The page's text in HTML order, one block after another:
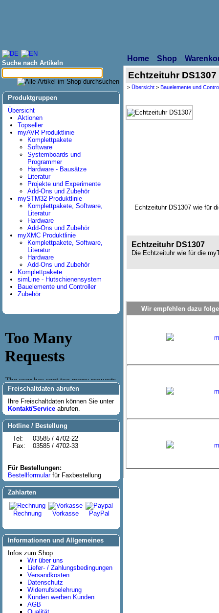
Suche nach Artikeln
Produktgruppen
Übersicht
Aktionen
Topseller
myAVR Produktlinie
Komplettpakete
Software
Systemboards und
Programmer
Hardware - Bausätze
Literatur
Projekte und Experimente
Add-Ons und Zubehör
mySTM32 Produktlinie
Komplettpakete, Software,
Literatur
Hardware
Add-Ons und Zubehör
myXMC Produktlinie
Komplettpakete, Software,
Literatur
Hardware
Add-Ons und Zubehör
Komplettpakete
simLine - Hutschienensystem
Bauelemente und Controller
Zubehör
Freischaltdaten abrufen
Ihre Freischaltdaten können Sie unter
Kontakt/Service abrufen.
Hotline / Bestellung
Tel:
Fax:
03585 / 4702-22
03585 / 4702-33
Für Bestellungen:
Bestellformularfür Faxbestellung
Zahlarten
Rechnung Vorkasse PayPal
Informationen und Allgemeines
Infos zum Shop
Wir über uns
Liefer- / Zahlungsbedingungen
Versandkosten
Datenschutz
Widerrufsbelehrung
Kunden werben Kunden
AGB
Home Shop
Echtzeituhr DS1307
> Übersicht > Bauelemente und
Echtzeituhr DS1307 wie für
Echtzeituhr DS1307
Die Echtzeituhr wie für die
Wir empfehlen dazu